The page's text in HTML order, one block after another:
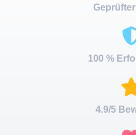
100 %
4.9/5